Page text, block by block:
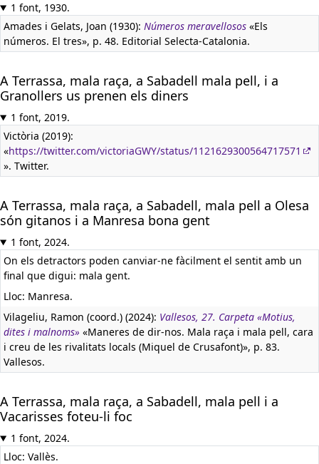
1 font, 1930.
Amades i Gelats, Joan (1930): Números meravellosos «Els
números. El tres», p. 48. Editorial Selecta-Catalonia.
A Terrassa, mala raça, a Sabadell mala pell, i a
Granollers us prenen els diners
1 font, 2019.
Victòria (2019):
«https://twitter.com/victoriaGWY/status/1121629300564717571
». Twitter.
A Terrassa, mala raça, a Sabadell, mala pell a Olesa
són gitanos i a Manresa bona gent
1 font, 2024.
On els detractors poden canviar-ne fàcilment el sentit amb un
final que digui: mala gent.
Lloc: Manresa.
Vilageliu, Ramon (coord.) (2024): Vallesos, 27. Carpeta «Motius,
dites i malnoms» «Maneres de dir-nos. Mala raça i mala pell, cara
i creu de les rivalitats locals (Miquel de Crusafont)», p. 83.
Vallesos.
A Terrassa, mala raça, a Sabadell, mala pell i a
Vacarisses foteu-li foc
1 font, 2024.
Lloc: Vallès.